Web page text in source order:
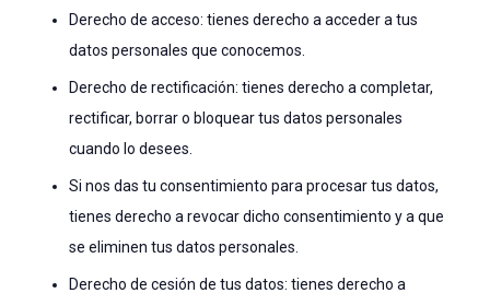
Derecho de acceso: tienes derecho a acceder a tus
datos personales que conocemos.
Derecho de rectificación: tienes derecho a completar,
rectificar, borrar o bloquear tus datos personales
cuando lo desees.
Si nos das tu consentimiento para procesar tus datos,
tienes derecho a revocar dicho consentimiento y a que
se eliminen tus datos personales.
Derecho de cesión de tus datos: tienes derecho a